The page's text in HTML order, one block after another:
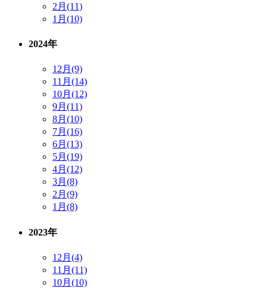
2月(11)
1月(10)
2024年
12月(9)
11月(14)
10月(12)
9月(11)
8月(10)
7月(16)
6月(13)
5月(19)
4月(12)
3月(8)
2月(9)
1月(8)
2023年
12月(4)
11月(11)
10月(10)